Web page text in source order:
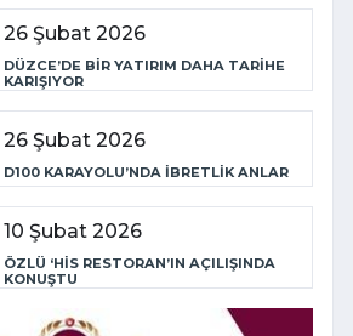
26 Şubat 2026
DÜZCE’DE BİR YATIRIM DAHA TARİHE
KARIŞIYOR
26 Şubat 2026
D100 KARAYOLU’NDA İBRETLİK ANLAR
10 Şubat 2026
ÖZLÜ ‘HİS RESTORAN’IN AÇILIŞINDA
KONUŞTU